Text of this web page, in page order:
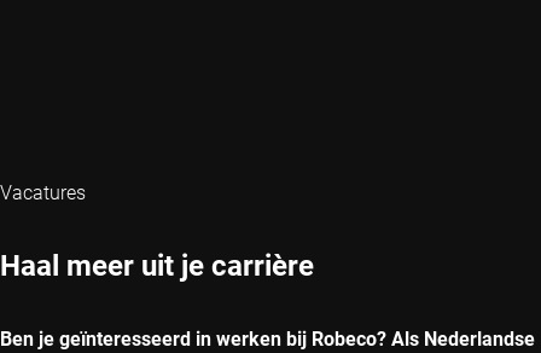
Vacatures
Haal meer uit je carrière
Ben je geïnteresseerd in werken bij Robeco? Als Nederlandse